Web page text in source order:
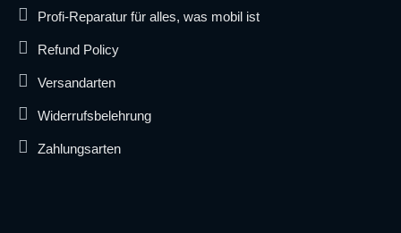
Profi-Reparatur für alles, was mobil ist
Refund Policy
Versandarten
Widerrufsbelehrung
Zahlungsarten